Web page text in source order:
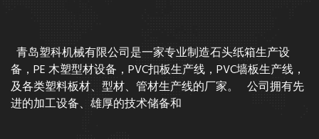
青岛塑科机械有限公司是一家专业制造石头纸箱生产设
备，PE 木塑型材设备，PVC扣板生产线，PVC墙板生产线，
及各类塑料板材、型材、管材生产线的厂家。 公司拥有先
进的加工设备、雄厚的技术储备和